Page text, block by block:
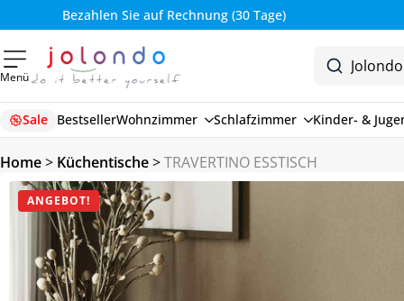
Bezahlen Sie auf Rechnung (30 Tage)
Menü
Sale BestsellerWohnzimmer Schlafzimmer Kinder- &
Home> Küchentische>TRAVERTINO ESSTISCH
ANGEBOT!